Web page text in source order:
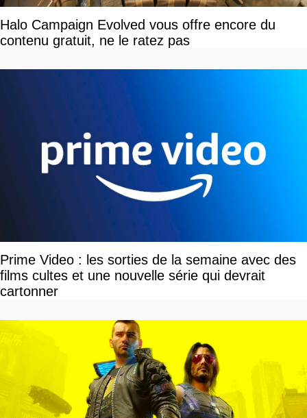
Halo Campaign Evolved vous offre encore du
contenu gratuit, ne le ratez pas
Prime Video : les sorties de la semaine avec des
films cultes et une nouvelle série qui devrait
cartonner